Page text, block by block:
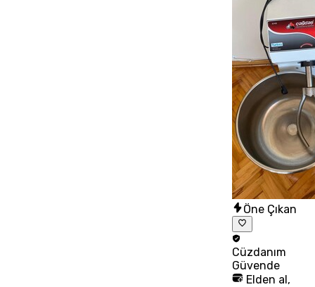
Öne Çıkan
Cüzdanım
Güvende
Elden al,